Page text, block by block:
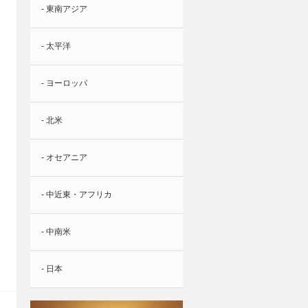
- 東南アジア
- 太平洋
- ヨーロッパ
- 北米
- オセアニア
- 中近東・アフリカ
- 中南米
- 日本